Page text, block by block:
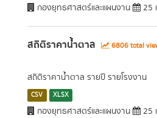
กองยุทธศาสตร์และแผนงาน 25
สถิติราคาน้ำตาล 6806 total
สถิติราคาน้ำตาล รายปี รายโรงงาน
CSV XLSX
กองยุทธศาสตร์และแผนงาน 25